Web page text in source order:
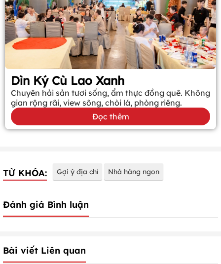
Dìn Ký Cù Lao Xanh
Chuyên hải sản tươi sống, ẩm thực đồng quê. Không
gian rộng rãi, view sông, chòi lá, phòng riêng.
Đọc thêm
TỪ KHÓA: Gợi ý địa chỉ Nhà hàng ngon
Đánh giá Bình luận
Bài viết Liên quan